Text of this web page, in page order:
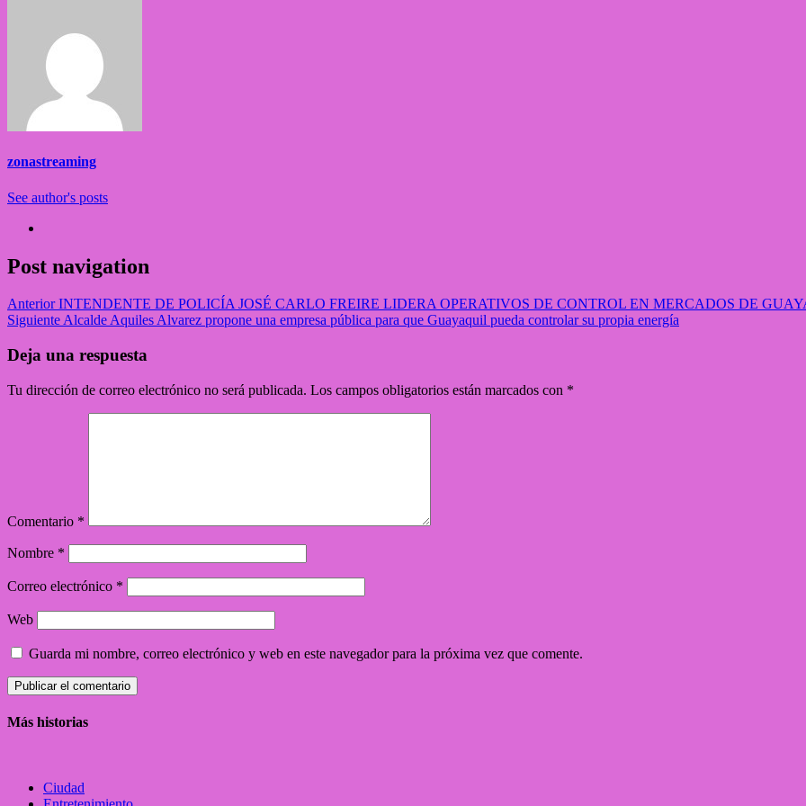
zonastreaming
See author's posts
Post navigation
AnteriorINTENDENTE DE POLICÍA JOSÉ CARLO FREIRE LIDERA OPERATIVOS DE CONTROL EN MERCADOS DE
SiguienteAlcalde Aquiles Alvarez propone una empresa pública para que Guayaquil pueda controlar su propia energía
Deja una respuesta
Tu dirección de correo electrónico no será publicada. Los campos obligatorios están marcados con *
Comentario *
Nombre *
Correo electrónico *
Web
Guarda mi nombre, correo electrónico y web en este navegador para la próxima vez que comente.
Más historias
Ciudad